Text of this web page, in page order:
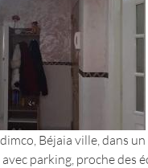
Béjaia ville, dans
parking, proche des